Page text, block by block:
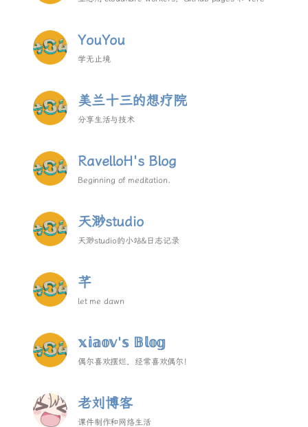
YouYou
学无止境
美兰十三的想疗院
分享生活与技术
RavelloH's Blog
Beginning of meditation.
天渺studio
天渺studio的小站&日志记录
芊
let me dawn
𝕩𝕚𝕒𝕠𝕧'𝕤 𝔹𝕝𝕠𝕘
偶尔喜欢摆烂，经常喜欢偶尔！
老刘博客
课件制作和网络生活